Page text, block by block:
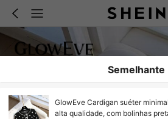
Semelhante
GlowEve Cardigan suéter
alta qualidade, com bolinhas